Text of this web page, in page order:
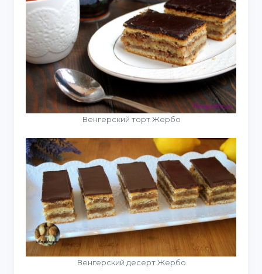
Венгерский торт Жербо
Венгерский десерт Жербо